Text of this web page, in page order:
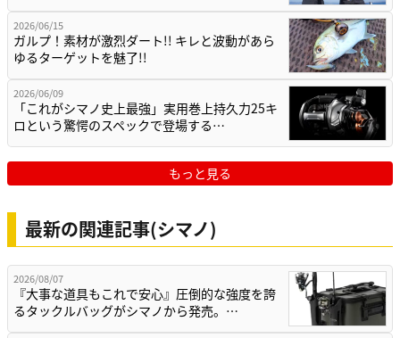
2026/06/15
ガルプ！素材が激烈ダート!! キレと波動があら
ゆるターゲットを魅了!!
2026/06/09
「これがシマノ史上最強」実用巻上持久力25キ
ロという驚愕のスペックで登場する…
もっと見る
最新の関連記事(シマノ)
2026/08/07
『大事な道具もこれで安心』圧倒的な強度を誇
るタックルバッグがシマノから発売。…